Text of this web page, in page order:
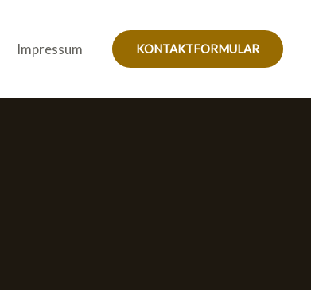
Impressum KONTAKTFORMULAR